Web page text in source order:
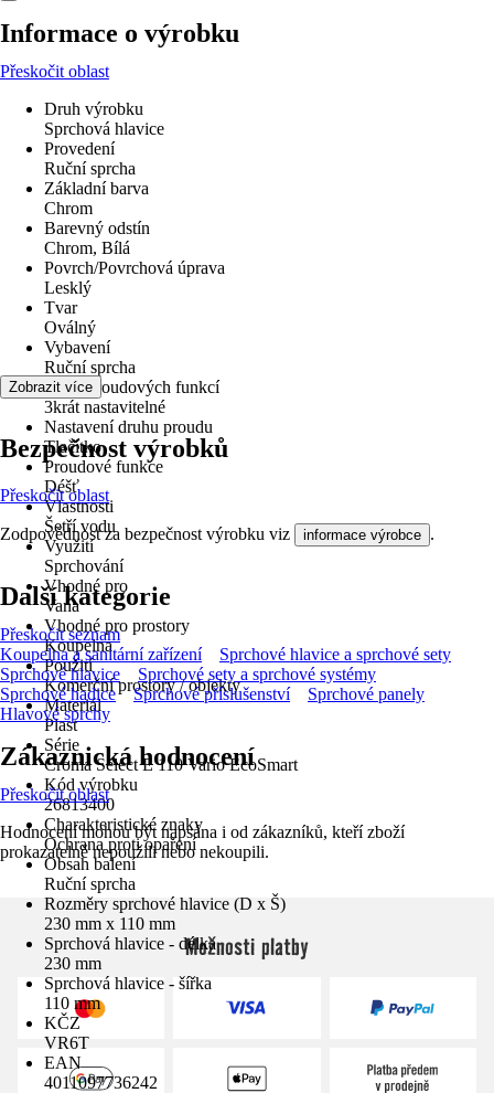
Informace o výrobku
Přeskočit oblast
Druh výrobku
Sprchová hlavice
Provedení
Ruční sprcha
Základní barva
Chrom
Barevný odstín
Chrom, Bílá
Povrch/Povrchová úprava
Lesklý
Tvar
Oválný
Vybavení
Ruční sprcha
Počet proudových funkcí
3krát nastavitelné
Nastavení druhu proudu
Tlačítko
Proudové funkce
Déšť
Vlastnosti
Šetří vodu
Využití
Sprchování
Vhodné pro
Vana
Vhodné pro prostory
Koupelna
Použití
Komerční prostory / objekty
Materiál
Plast
Série
Croma Select E 110 Vario EcoSmart
Kód výrobku
26813400
Charakteristické znaky
Ochrana proti opaření
Obsah balení
Ruční sprcha
Rozměry sprchové hlavice (D x Š)
230 mm x 110 mm
Sprchová hlavice - délka
230 mm
Sprchová hlavice - šířka
110 mm
KČZ
VR6T
EAN
4011097736242
Zobrazit více
Bezpečnost výrobků
Přeskočit oblast
Zodpovědnost za bezpečnost výrobku viz informace výrobce .
Další kategorie
Přeskočit seznam
Koupelna a sanitární zařízení
Sprchové hlavice a sprchové sety
Sprchové hlavice
Sprchové sety a sprchové systémy
Sprchové hadice
Sprchové příslušenství
Sprchové panely
Hlavové sprchy
Zákaznická hodnocení
Přeskočit oblast
Hodnocení mohou být napsána i od zákazníků, kteří zboží
prokazatelně nepoužili nebo nekoupili.
Možnosti platby